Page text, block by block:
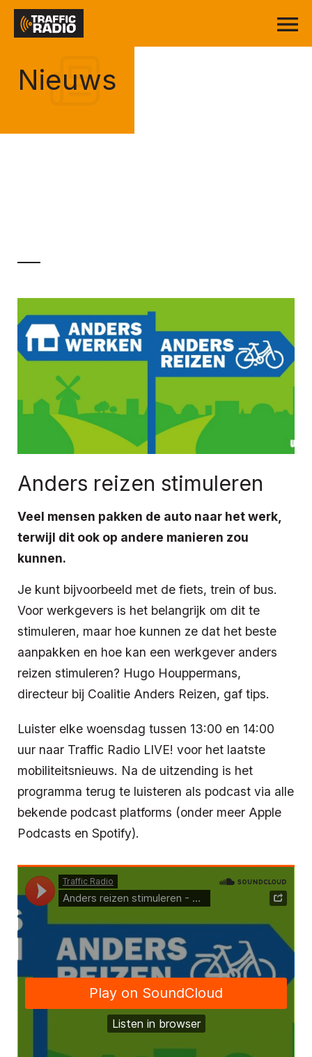
Nieuws
Anders reizen stimuleren
Veel mensen pakken de auto naar het werk,
terwijl dit ook op andere manieren zou
kunnen.
Je kunt bijvoorbeeld met de fiets, trein of bus.
Voor werkgevers is het belangrijk om dit te
stimuleren, maar hoe kunnen ze dat het beste
aanpakken en hoe kan een werkgever anders
reizen stimuleren? Hugo Houppermans,
directeur bij Coalitie Anders Reizen, gaf tips.
Luister elke woensdag tussen 13:00 en 14:00
uur naar Traffic Radio LIVE! voor het laatste
mobiliteitsnieuws. Na de uitzending is het
programma terug te luisteren als podcast via alle
bekende podcast platforms (onder meer Apple
Podcasts en Spotify).